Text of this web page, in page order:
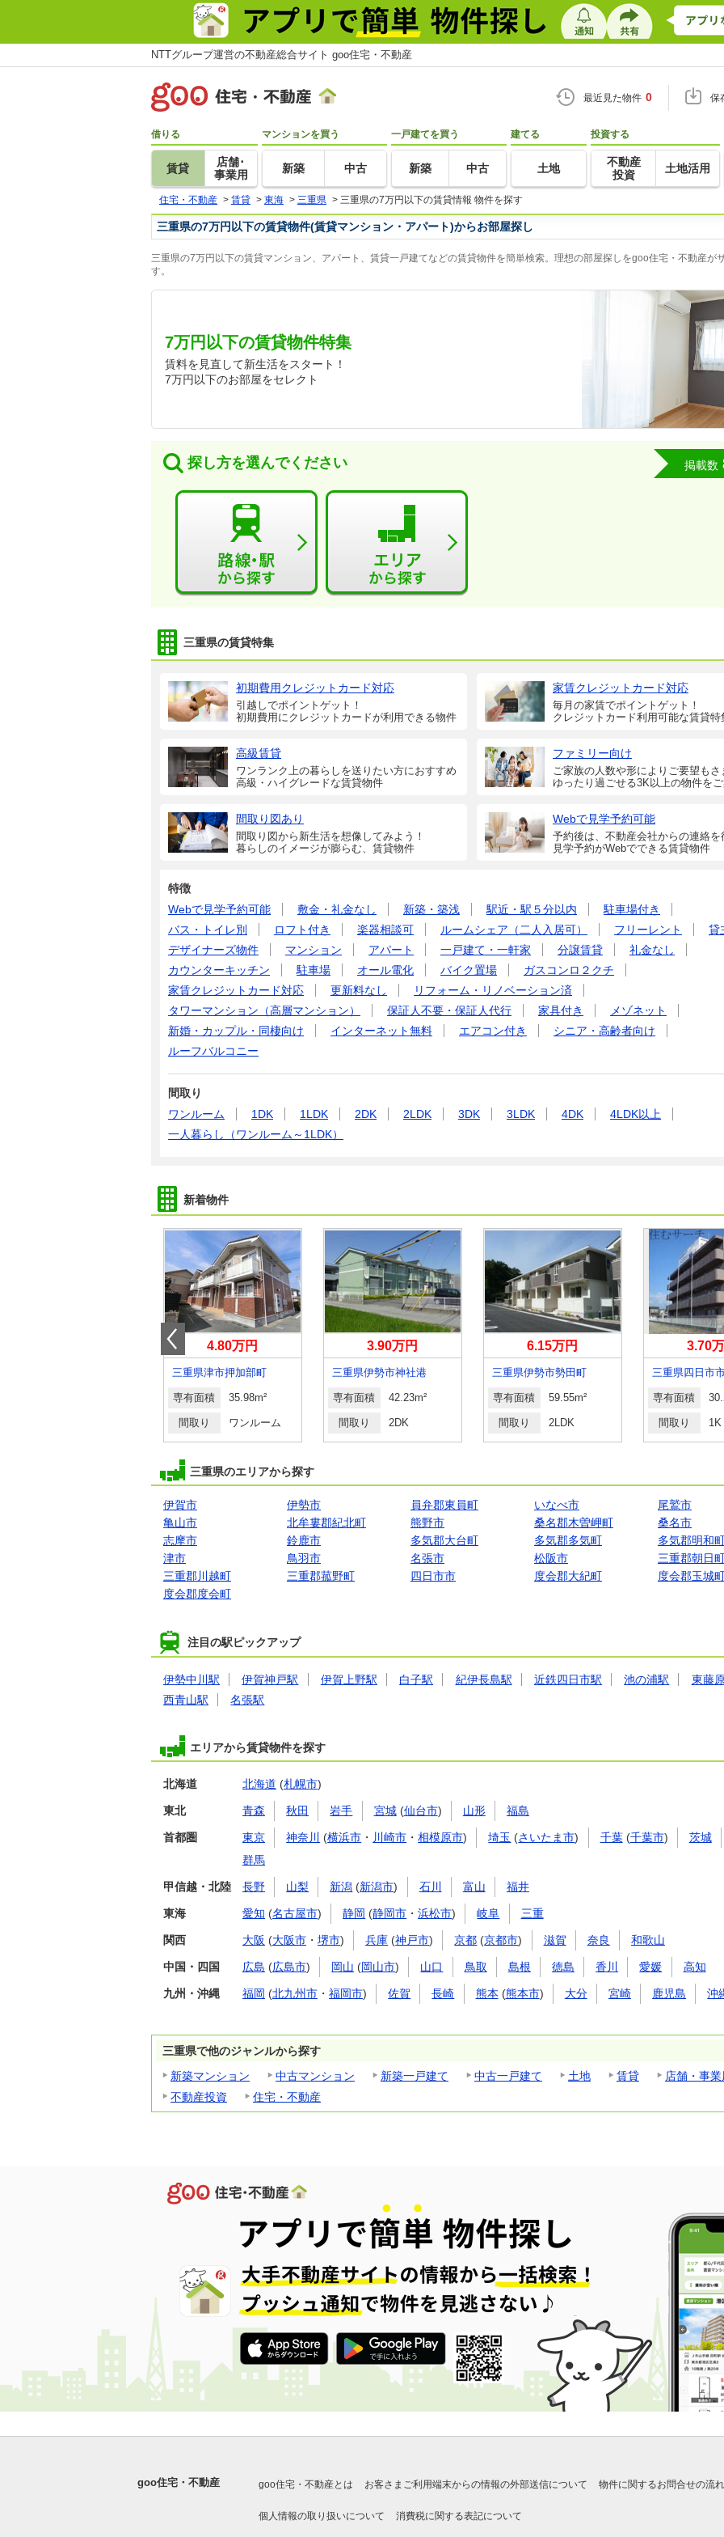
NTTグループ運営の不動産総合サイト goo住宅・不動産
最近見た物件 0 保
借りる
賃貸
店舗･
事業用
マンションを買う
新築 中古
一戸建てを買う
新築 中古
建てる
土地
投資する
不動産
投資
土地活用
住宅・不動産 > 賃貸 > 東海 > 三重県 > 三重県の7万円以下の賃貸情報 物件を探す
三重県の7万円以下の賃貸物件(賃貸マンション・アパート)からお部屋探し
三重県の7万円以下の賃貸マンション、アパート、賃貸一戸建てなどの賃貸物件を簡単検索。理想の部屋探しをgoo住宅・不動産が
す。
7万円以下の賃貸物件特集
賃料を見直して新生活をスタート！
7万円以下のお部屋をセレクト
探し方を選んでください 掲載数
三重県の賃貸特集
初期費用クレジットカード対応
引越しでポイントゲット！
初期費用にクレジットカードが利用できる物件
家賃クレジットカード対応
毎月の家賃でポイントゲット！
クレジットカード利用可能な賃貸特
高級賃貸
ワンランク上の暮らしを送りたい方におすすめ
高級・ハイグレードな賃貸物件
ファミリー向け
ご家族の人数や形によりご要望もさ
ゆったり過ごせる3K以上の物件をご
間取り図あり
間取り図から新生活を想像してみよう！
暮らしのイメージが膨らむ、賃貸物件
Webで見学予約可能
予約後は、不動産会社からの連絡を
見学予約がWebでできる賃貸物件
特徴
Webで見学予約可能
敷金・礼金なし 新築・築浅 駅近・駅５分以内
駐車場付き
バス・トイレ別
ロフト付き 楽器相談可 ルームシェア（二人入居可） フリーレント
貸
デザイナーズ物件
マンション アパート 一戸建て・一軒家 分譲賃貸
礼金なし
カウンターキッチン
駐車場 オール電化 バイク置場
ガスコンロ２クチ
家賃クレジットカード対応
更新料なし
リフォーム・リノベーション済
タワーマンション（高層マンション）
保証人不要・保証人代行 家具付き
メゾネット
新婚・カップル・同棲向け
インターネット無料 エアコン付き
シニア・高齢者向け
ルーフバルコニー
間取り
ワンルーム
1DK 1LDK 2DK 2LDK 3DK 3LDK 4DK
4LDK以上
一人暮らし（ワンルーム～1LDK）
新着物件
4.80万円
三重県津市押加部町
専有面積 35.98m²
間取り ワンルーム
3.90万円
三重県伊勢市神社港
専有面積 42.23m²
間取り 2DK
6.15万円
三重県伊勢市勢田町
専有面積 59.55m²
間取り 2LDK
3.70
三重県四日市
専有面積
間取り 1K
三重県のエリアから探す
伊賀市 伊勢市 員弁郡東員町 いなべ市
尾鷲市
亀山市
北牟婁郡紀北町 熊野市 桑名郡木曽岬町
桑名市
志摩市
鈴鹿市 多気郡大台町 多気郡多気町
多気郡明和
津市
鳥羽市 名張市 松阪市
三重郡朝日
三重郡川越町
三重郡菰野町 四日市市 度会郡大紀町
度会郡玉城
度会郡度会町
注目の駅ピックアップ
伊勢中川駅 伊賀神戸駅 伊賀上野駅 白子駅 紀伊長島駅 近鉄四日市駅 池の浦駅
東藤
西青山駅
名張駅
エリアから賃貸物件を探す
北海道 北海道 (札幌市)
東北 青森 秋田 岩手 宮城(仙台市) 山形 福島
首都圏 東京 神奈川 (横浜市 ・ 川崎市 ・相模原市) 埼玉 (さいたま市) 千葉(千葉市) 茨城
群馬
甲信越・北陸 長野 山梨 新潟 (新潟市) 石川 富山 福井
東海 愛知 (名古屋市) 静岡 (静岡市 ・浜松市) 岐阜 三重
関西 大阪 (大阪市 ・ 堺市) 兵庫 (神戸市) 京都 (京都市) 滋賀 奈良 和歌山
中国・四国 広島 (広島市) 岡山 (岡山市) 山口 鳥取 島根 徳島 香川 愛媛 高知
九州・沖縄 福岡 (北九州市 ・ 福岡市) 佐賀 長崎 熊本 (熊本市) 大分 宮崎 鹿児島 沖
三重県で他のジャンルから探す
新築マンション
中古マンション 新築一戸建て 中古一戸建て 土地 賃貸
店舗・事業
不動産投資
住宅・不動産
goo住宅・不動産 goo住宅・不動産とは お客さまご利用端末からの情報の外部送信について 物件に関するお問合せの流れ
個人情報の取り扱いについて 消費税に関する表記について